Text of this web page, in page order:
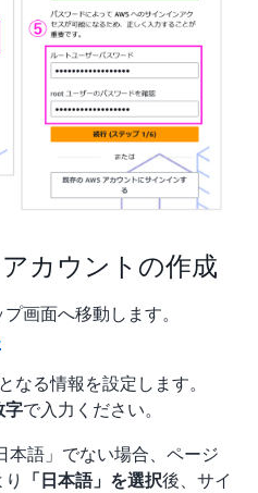
カウントの作成
画面へ移動します。
なる情報を設定します。
字で入力ください。
語」でない場合、ページ
「日本語」を選択後、サイ